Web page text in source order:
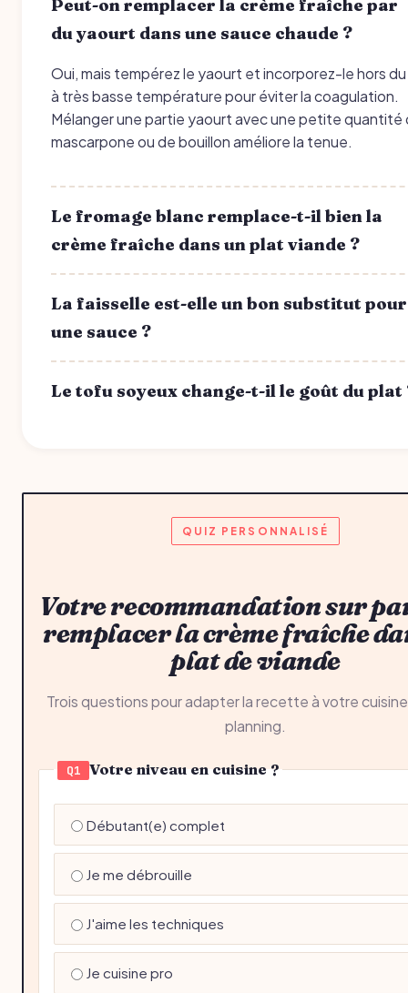
Peut-on remplacer la crème fraîche par
du yaourt dans une sauce chaude ?
Oui, mais tempérez le yaourt et incorporez-le hors
à très basse température pour éviter la coagulation.
Mélanger une partie yaourt avec une petite quantité
mascarpone ou de bouillon améliore la tenue.
Le fromage blanc remplace-t-il bien la
crème fraîche dans un plat viande ?
La faisselle est-elle un bon substitut pour
une sauce ?
Le tofu soyeux change-t-il le goût du plat
QUIZ PERSONNALISÉ
Votre recommandation sur
remplacer la crème fraîche
plat de viande
Trois questions pour adapter la recette à votre
planning.
Q1 Votre niveau en cuisine ?
Débutant(e) complet
Je me débrouille
J'aime les techniques
Je cuisine pro